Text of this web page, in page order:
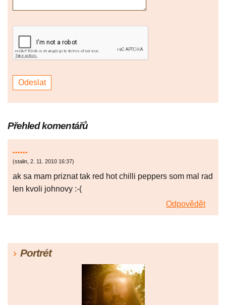
Přehled komentářů
......
(stalin, 2. 11. 2010 16:37)
ak sa mam priznat tak red hot chilli peppers som mal rad
len kvoli johnovy :-(
Odpovědět
Portrét